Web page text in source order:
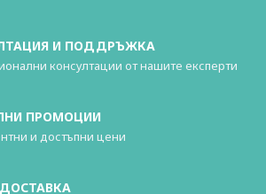
И ПОДДРЪЖКА
консултации от нашите експерти
ПРОМОЦИИ
и достъпни цени